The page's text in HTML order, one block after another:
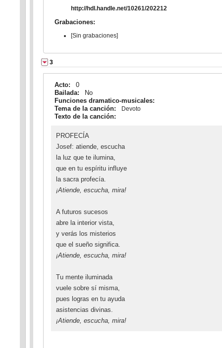
http://hdl.handle.net/10261/202212
Grabaciones:
[Sin grabaciones]
3
Acto:
0
Bailada:
No
Funciones dramatico-musicales:
Tema de la canción:
Devoto
Texto de la canción:
PROFECÍA
Josef: atiende, escucha
la luz que te ilumina,
que en tu espíritu influye
la sacra profecía.
¡Atiende, escucha, mira!
A futuros sucesos
abre la interior vista,
y verás los misterios
que el sueño significa.
¡Atiende, escucha, mira!
Tu mente iluminada
vuele sobre sí misma,
pues logras en tu ayuda
asistencias divinas.
¡Atiende, escucha, mira!